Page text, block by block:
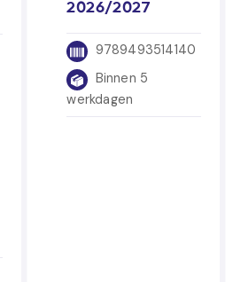
2026/2027
9789493514140
Binnen 5
werkdagen